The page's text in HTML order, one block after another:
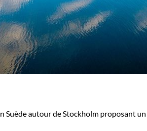
Semi-itinérant
Suède autour de Stockholm proposant